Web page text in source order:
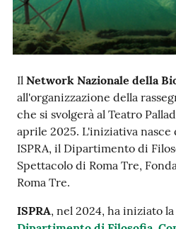
PNRR
DigitAP
SNB2030
Scrivici
Seguici
Il Network Nazionale della
all'organizzazione della
che si svolgerà al Teatro
aprile 2025. L'iniziativa nasce
ISPRA, il Dipartimento di
Spettacolo di Roma Tre,
Roma Tre.
ISPRA, nel 2024, ha iniziato